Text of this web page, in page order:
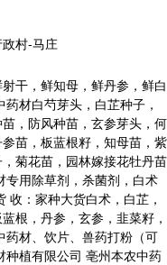
村-马庄
干，鲜知母，鲜丹参，鲜白
材白芍芽头，白芷种子，
，防风种苗，玄参芽头，何
苗，板蓝根籽，知母苗，紫
菊花苗，园林嫁接花牡丹苗
用除草剂，杀菌剂，白术
收：家种大货白术，白芷，
根，丹参，玄参，韭菜籽，
材、饮片、兽药打粉（可
植有限公司 亳州本农中药